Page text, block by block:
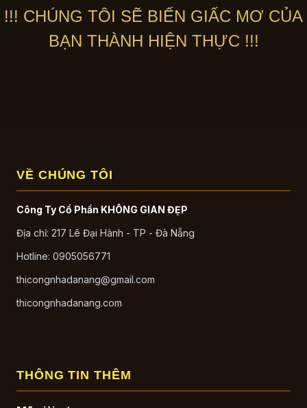
!!! CHÚNG TÔI SẼ BIẾN GIẤC MƠ CỦA
BẠN THÀNH HIỆN THỰC !!!
VỀ CHÚNG TÔI
Công Ty Cổ Phần KHÔNG GIAN ĐẸP
Địa chỉ: 217 Lê Đại Hành - TP - Đà Nẵng
Hotline: 0905056771
thicongnhadanang@gmail.com
thicongnhadanang.com
THÔNG TIN THÊM